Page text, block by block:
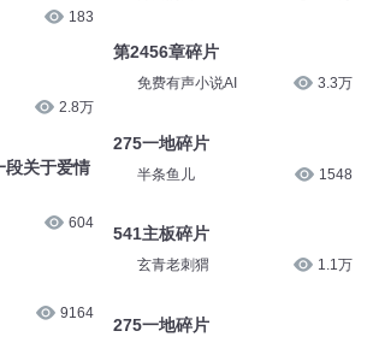
183
2.8万
段关于爱情
604
9164
第2456章碎片
免费有声小说AI 3.3万
275一地碎片
半条鱼儿 1548
541主板碎片
玄青老刺猬 1.1万
275一地碎片